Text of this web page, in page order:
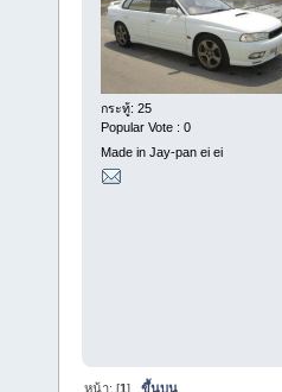
กระทู้: 25
Popular Vote : 0
Made in Jay-pan ei ei
หน้า: [1]ขึ้นบน